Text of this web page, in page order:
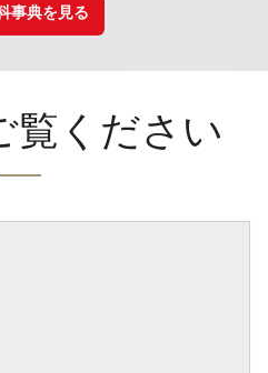
事典を見る
覧ください